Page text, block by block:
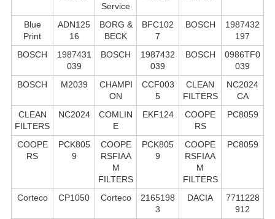
Service
Blue
Print
ADN125
16
BORG &
BECK
BFC102
7
BOSCH
1987432
197
BOSCH
1987431
039
BOSCH
1987432
039
BOSCH
0986TF0
039
BOSCH
M2039
CHAMPI
ON
CCF003
5
CLEAN
FILTERS
NC2024
CA
CLEAN
FILTERS
NC2024
COMLIN
E
EKF124
COOPE
RS
PC8059
COOPE
RS
PCK805
9
COOPE
RSFIAA
M
FILTERS
PCK805
9
COOPE
RSFIAA
M
FILTERS
PC8059
Corteco CP1050 Corteco
2165198
3
DACIA
7711228
912